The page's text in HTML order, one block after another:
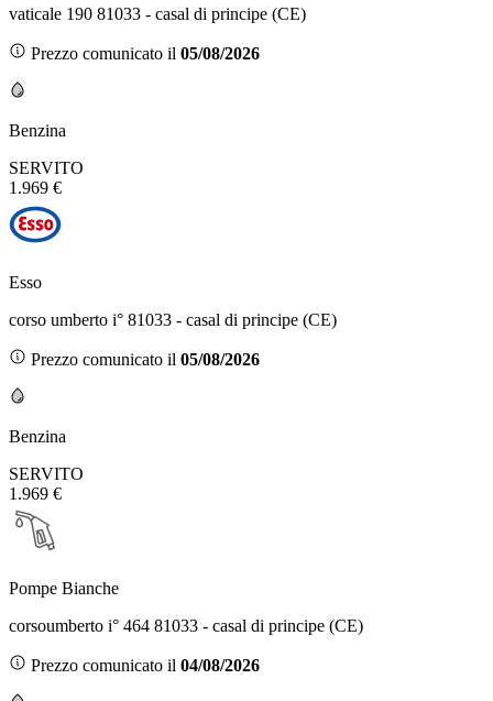
vaticale 190 81033 - casal di principe (CE)
Prezzo comunicato il 05/08/2026
Benzina
SERVITO
1.969 €
Esso
corso umberto i° 81033 - casal di principe (CE)
Prezzo comunicato il 05/08/2026
Benzina
SERVITO
1.969 €
Pompe Bianche
corsoumberto i° 464 81033 - casal di principe (CE)
Prezzo comunicato il 04/08/2026